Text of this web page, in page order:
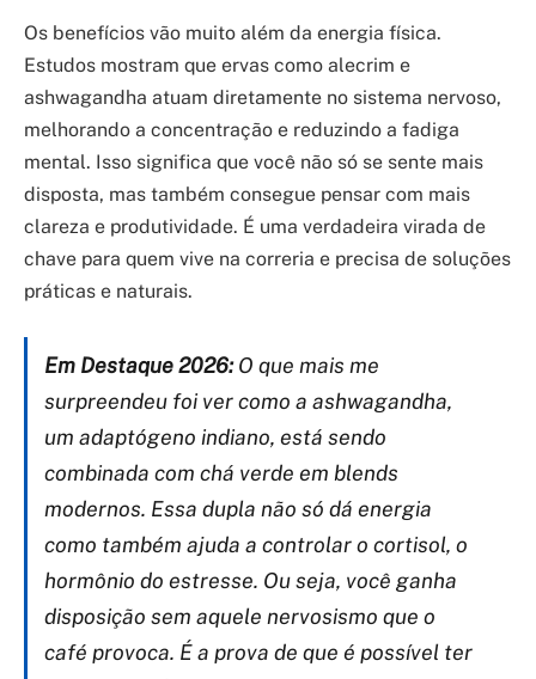
Os benefícios vão muito além da energia física.
Estudos mostram que ervas como alecrim e
ashwagandha atuam diretamente no sistema nervoso,
melhorando a concentração e reduzindo a fadiga
mental. Isso significa que você não só se sente mais
disposta, mas também consegue pensar com mais
clareza e produtividade. É uma verdadeira virada de
chave para quem vive na correria e precisa de soluções
práticas e naturais.
Em Destaque 2026:O que mais me
surpreendeu foi ver como a ashwagandha,
um adaptógeno indiano, está sendo
combinada com chá verde em blends
modernos. Essa dupla não só dá energia
como também ajuda a controlar o cortisol, o
hormônio do estresse. Ou seja, você ganha
disposição sem aquele nervosismo que o
café provoca. É a prova de que é possível ter